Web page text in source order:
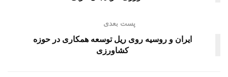
پست بعدی
ایران و روسیه روی ریل توسعه همکاری در حوزه
کشاورزی